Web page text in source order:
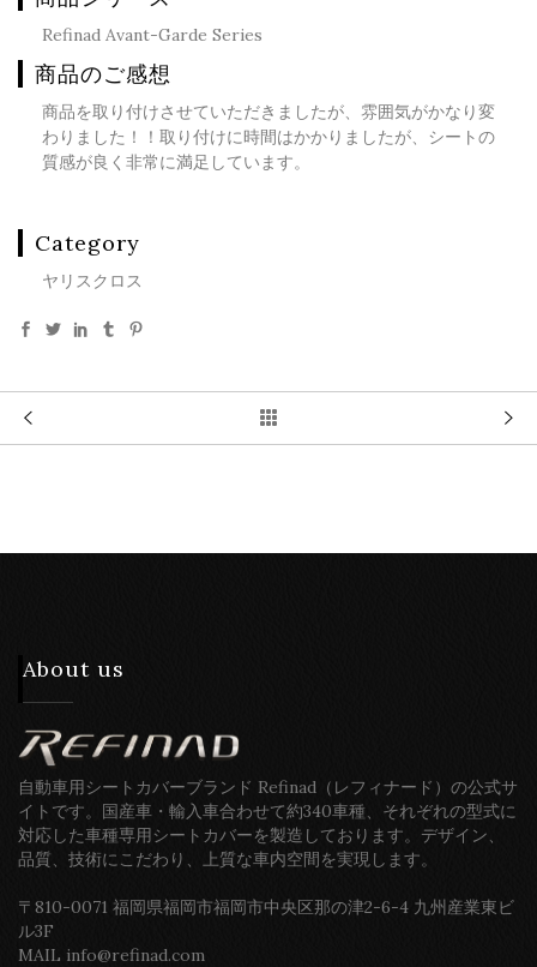
Refinad Avant-Garde Series
商品のご感想
商品を取り付けさせていただきましたが、雰囲気がかなり変
わりました！！取り付けに時間はかかりましたが、シートの
質感が良く非常に満足しています。
Category
ヤリスクロス
About us
自動車用シートカバーブランド Refinad（レフィナード）の公式サ
イトです。国産車・輸入車合わせて約340車種、それぞれの型式に
対応した車種専用シートカバーを製造しております。デザイン、
品質、技術にこだわり、上質な車内空間を実現します。
〒810-0071 福岡県福岡市福岡市中央区那の津2-6-4 九州産業東ビ
ル3F
MAIL info@refinad.com